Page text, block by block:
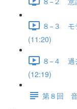
８−３ モ
(11:20)
８−４ 過
(12:19)
第８回 音